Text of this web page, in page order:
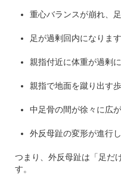
重心バランスが崩れ、
足が過剰回内になります
親指付近に体重が過剰
親指で地面を蹴り出す
中足骨の間が徐々に広
外反母趾の変形が進行
つまり、外反母趾は「足だ
す。